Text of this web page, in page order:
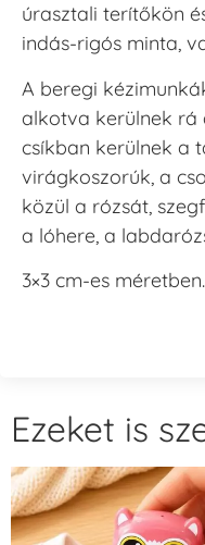
úrasztali terítőkön
indás-rigós minta,
A beregi
alkotva kerülnek rá
csíkban kerülnek a
virágkoszorúk, a
közül a rózsát,
a lóhere, a
3×3 cm-es méretben.
Ezeket is